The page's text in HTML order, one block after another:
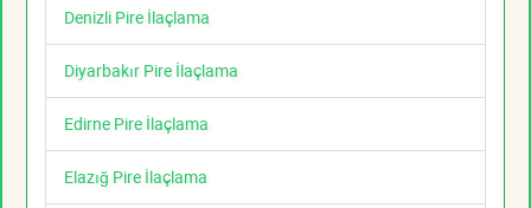
Denizli Pire İlaçlama
Diyarbakır Pire İlaçlama
Edirne Pire İlaçlama
Elazığ Pire İlaçlama